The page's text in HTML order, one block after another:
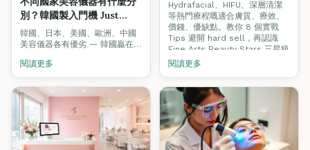
別？韓國製入門機 Just
Medi M3 為什麼最適合香
港女生和小本美容院？
韓國、日本、美國、歐洲、中國
美容儀器各有優劣 — 韓國贏在
佳平衡。深入評測韓國製 Just
Medi M3 三合一入門機（雙頻聲
波 + HIFU + RF），點解最啱香
港女生同小本美容院。
閱讀更多
院實戰 Tips
Hydrafacial、HIFU、深層清潔
等熱門療程嘅適合膚質、療效、
價錢、優缺點。教你 8 個實戰
Tips 避開 hard sell，再認識
Fine Arts Beauty Stars 三星級
美容院認證制度，揀店唔再靠彩
數。
閱讀更多